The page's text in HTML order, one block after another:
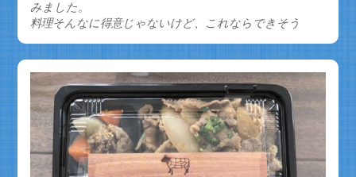
みました。
料理そんなに得意じゃないけど、これならできそう